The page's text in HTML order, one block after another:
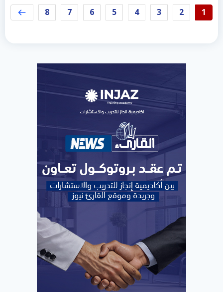
1
2
3
4
5
6
7
8